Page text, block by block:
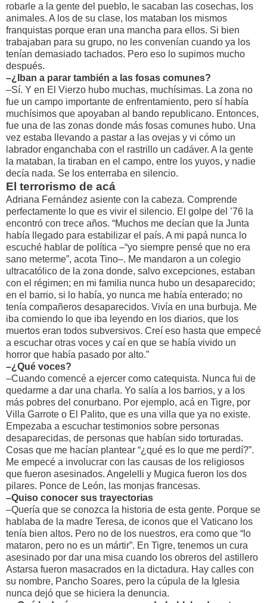
robarle a la gente del pueblo, le sacaban las cosechas, los
animales. A los de su clase, los mataban los mismos
franquistas porque eran una mancha para ellos. Si bien
trabajaban para su grupo, no les convenían cuando ya los
tenían demasiado tachados. Pero eso lo supimos mucho
después.
–¿Iban a parar también a las fosas comunes?
–Sí. Y en El Vierzo hubo muchas, muchísimas. La zona no
fue un campo importante de enfrentamiento, pero sí había
muchísimos que apoyaban al bando republicano. Entonces,
fue una de las zonas donde más fosas comunes hubo. Una
vez estaba llevando a pastar a las ovejas y vi cómo un
labrador enganchaba con el rastrillo un cadáver. A la gente
la mataban, la tiraban en el campo, entre los yuyos, y nadie
decía nada. Se los enterraba en silencio.
El terrorismo de acá
Adriana Fernández asiente con la cabeza. Comprende
perfectamente lo que es vivir el silencio. El golpe del ’76 la
encontró con trece años. “Muchos me decían que la Junta
había llegado para estabilizar el país. A mi papá nunca lo
escuché hablar de política –“yo siempre pensé que no era
sano meterme”, acota Tino–. Me mandaron a un colegio
ultracatólico de la zona donde, salvo excepciones, estaban
con el régimen; en mi familia nunca hubo un desaparecido;
en el barrio, si lo había, yo nunca me había enterado; no
tenía compañeros desaparecidos. Vivía en una burbuja. Me
iba comiendo lo que iba leyendo en los diarios, que los
muertos eran todos subversivos. Creí eso hasta que empecé
a escuchar otras voces y caí en que se había vivido un
horror que había pasado por alto.”
–¿Qué voces?
–Cuando comencé a ejercer como catequista. Nunca fui de
quedarme a dar una charla. Yo salía a los barrios, y a los
más pobres del conurbano. Por ejemplo, acá en Tigre, por
Villa Garrote o El Palito, que es una villa que ya no existe.
Empezaba a escuchar testimonios sobre personas
desaparecidas, de personas que habían sido torturadas.
Cosas que me hacían plantear “¿qué es lo que me perdí?”.
Me empecé a involucrar con las causas de los religiosos
que fueron asesinados. Angelelli y Mugica fueron los dos
pilares. Ponce de León, las monjas francesas.
–Quiso conocer sus trayectorias
–Quería que se conozca la historia de esta gente. Porque se
hablaba de la madre Teresa, de iconos que el Vaticano los
tenía bien altos. Pero no de los nuestros, era como que “lo
mataron, pero no es un mártir”. En Tigre, tenemos un cura
asesinado por dar una misa cuando los obreros del astillero
Astarsa fueron masacrados en la dictadura. Hay calles con
su nombre, Pancho Soares, pero la cúpula de la Iglesia
nunca dejó que se hiciera la denuncia.